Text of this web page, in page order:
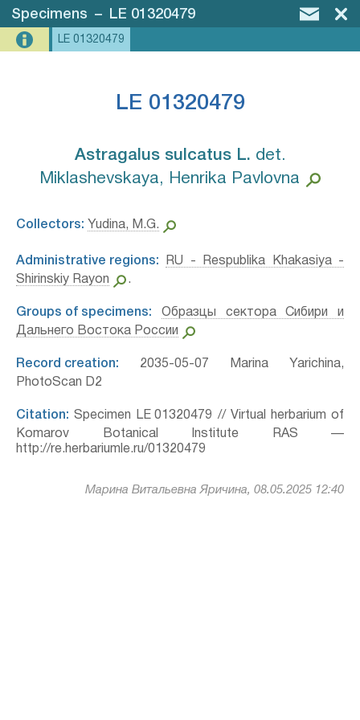
Specimens – LE 01320479
LE 01320479
LE 01320479
Astragalus sulcatus L.⁣ det.
Miklashevskaya, Henrika Pavlovna
Collectors: Yudina, M.G.
Administrative regions:
RU - Respublika Khakasiya -
Shirinskiy Rayon
.
Groups of specimens:
Образцы сектора Сибири и
Дальнего Востока России
Record creation: 2035-05-07 Marina Yarichina,
PhotoScan D2
Citation: Specimen LE 01320479 // Virtual herbarium of
Komarov Botanical Institute RAS —
http://re.herbariumle.ru/01320479
Марина Витальевна Яричина, 08.05.2025 12:40